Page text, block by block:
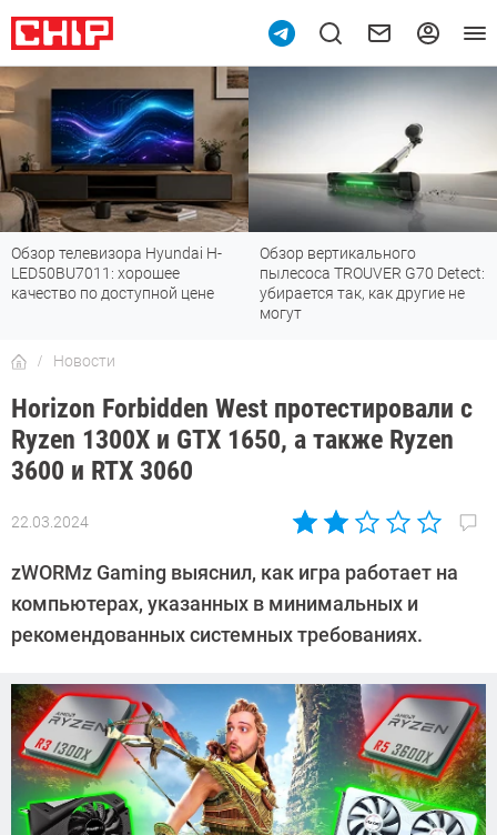
Обзор телевизора Hyundai H-
LED50BU7011: хорошее
качество по доступной цене
Обзор вертикального
пылесоса TROUVER G70 Detect:
убирается так, как другие не
могут
Новости
Horizon Forbidden West протестировали с
Ryzen 1300X и GTX 1650, а также Ryzen
3600 и RTX 3060
22.03.2024
Автор:
Калашников
zWORMz Gaming выяснил, как игра работает на
компьютерах, указанных в минимальных и
рекомендованных системных требованиях.